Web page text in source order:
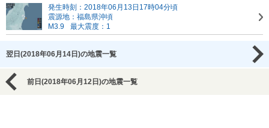
発生時刻：2018年06月13日17時04分頃
震源地：福島県沖頃
M3.9
最大震度：1
翌日(2018年06月14日)の地震一覧
前日(2018年06月12日)の地震一覧